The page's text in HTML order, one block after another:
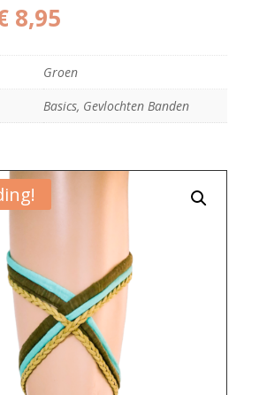
prijs
€ 10,95.
8,95Huidige
is:
€ 8,95.
Groen
Basics, Gevlochten Banden